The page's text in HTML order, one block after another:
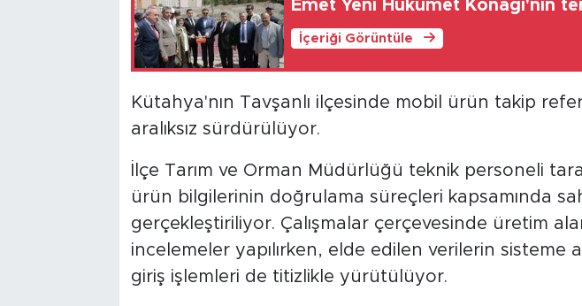
Emet Yeni Hükümet Konağı'nın
İçeriği Görüntüle
Kütahya'nın Tavşanlı ilçesinde mobil ürün takip
aralıksız sürdürülüyor.
İlçe Tarım ve Orman Müdürlüğü teknik personeli
ürün bilgilerinin doğrulama süreçleri kapsamında
gerçekleştiriliyor. Çalışmalar çerçevesinde üretim
incelemeler yapılırken, elde edilen verilerin sisteme
giriş işlemleri de titizlikle yürütülüyor.